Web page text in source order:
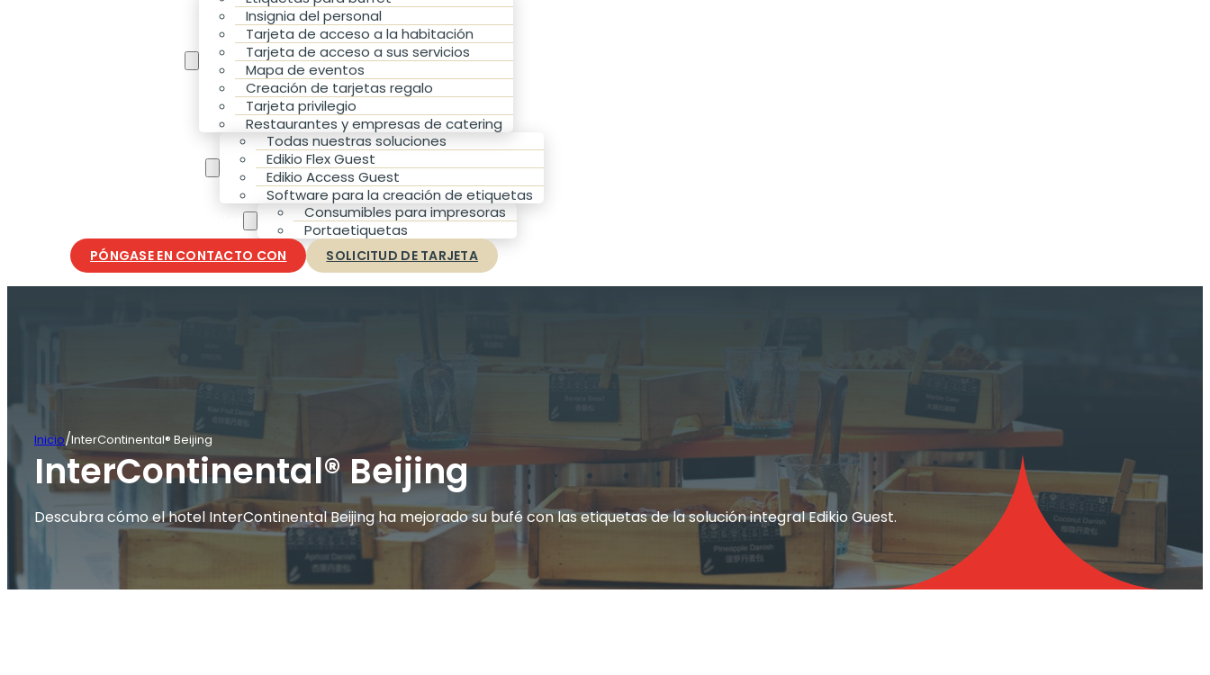
Insignia del personal
Tarjeta de acceso a la habitación
Tarjeta de acceso a sus servicios
Mapa de eventos
Creación de tarjetas regalo
Tarjeta privilegio
Restaurantes y empresas de catering
Todas nuestras soluciones
Edikio Flex Guest
Edikio Access Guest
Software para la creación de etiquetas
Consumibles para impresoras
Portaetiquetas
PÓNGASE EN CONTACTO CON SOLICITUD DE TARJETA
Inicio/InterContinental® Beijing
InterContinental® Beijing
Descubra cómo el hotel InterContinental Beijing ha mejorado su bufé con las etiquetas de la solución integral Edikio Guest.